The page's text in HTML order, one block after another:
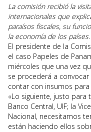
La comisión recibió la
internacionales que
paraísos fiscales, su
la economía de los países.
El presidente de la
el caso Papeles de
miércoles que una vez
se procederá a
contar con insumos
«Lo siguiente, justo para
Banco Central, UIF; la
Nacional, necesitamos
están haciendo ellos